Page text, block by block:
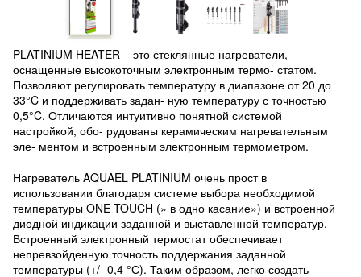
PLATINIUM HEATER – это стеклянные нагреватели,
оснащенные высокоточным электронным термо- статом.
Позволяют регулировать температуру в диапазоне от 20 до
33°C и поддерживать задан- ную температуру с точностью
0,5°C. Отличаются интуитивно понятной системой
настройкой, обо- рудованы керамическим нагревательным
эле- ментом и встроенным электронным термометром.
Нагреватель AQUAEL PLATINIUM очень прост в
использовании благодаря системе выбора необходимой
температуры ONE TOUCH (» в одно касание») и встроенной
диодной индикации заданной и выставленной температур.
Встроенный электронный термостат обеспечивает
непревзойденную точность поддержания заданной
температуры (+/- 0,4 °С). Таким образом, легко создать